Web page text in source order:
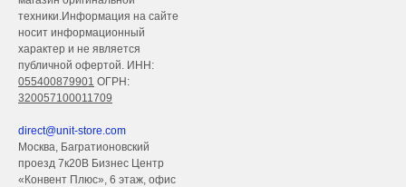
техники.Информация на сайте
носит информационный
характер и не является
публичной офертой. ИНН:
055400879901 ОГРН:
320057100011709
direct@unit-store.com
Москва, Багратионовский
проезд 7к20В Бизнес Центр
«Конвент Плюс», 6 этаж, офис